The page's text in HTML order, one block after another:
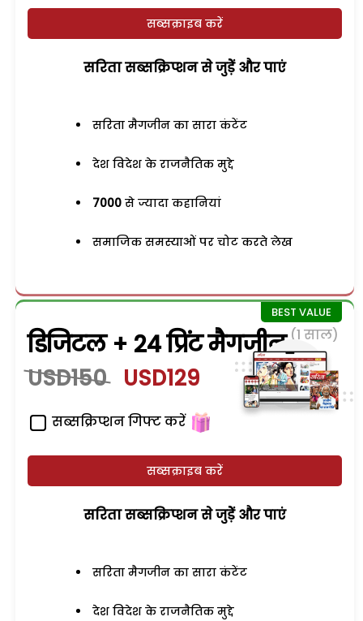
सब्सक्राइब करें
सरिता सब्सक्रिप्शन से जुड़ेें और पाएं
सरिता मैगजीन का सारा कंटेंट
देश विदेश के राजनैतिक मुद्दे
7000 से ज्यादा कहानियां
समाजिक समस्याओं पर चोट करते लेख
डिजिटल + 24 प्रिंट मैगजीन (1 साल)
USD150 USD129
सब्सक्रिप्शन गिफ्ट करें
सब्सक्राइब करें
सरिता सब्सक्रिप्शन से जुड़ेें और पाएं
सरिता मैगजीन का सारा कंटेंट
देश विदेश के राजनैतिक मुद्दे